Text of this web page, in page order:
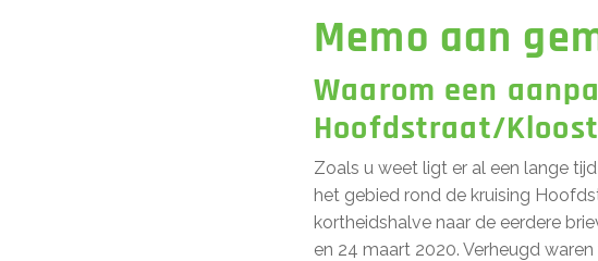
Memo aan
Waarom een
Hoofdstraat/
Zoals u weet ligt er al een lange
het gebied rond de kruising
kortheidshalve naar de eerdere
en 24 maart 2020. Verheugd